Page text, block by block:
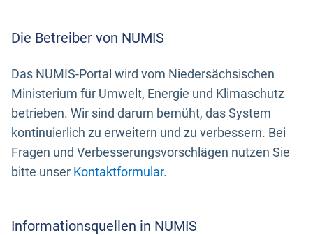
Die Betreiber von NUMIS
Das NUMIS-Portal wird vom Niedersächsischen
Ministerium für Umwelt, Energie und Klimaschutz
betrieben. Wir sind darum bemüht, das System
kontinuierlich zu erweitern und zu verbessern. Bei
Fragen und Verbesserungsvorschlägen nutzen Sie
bitte unser Kontaktformular.
Informationsquellen in NUMIS